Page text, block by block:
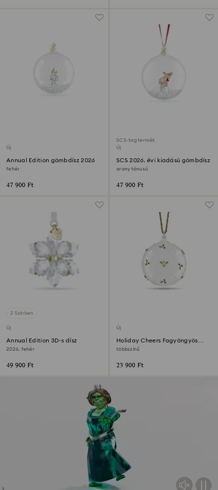
Új
Annual Edition gömbdísz 2026
fehér
47 900 Ft
SCS-tag termék
Új
SCS 2026. évi kiadású gömbdísz
arany tónusú
47 900 Ft
2 Színben
Új
Annual Edition 3D-s dísz
2026, fehér
49 900 Ft
Új
Holiday Cheers Fagyöngyös
gömbdísz
többszínű
23 900 Ft